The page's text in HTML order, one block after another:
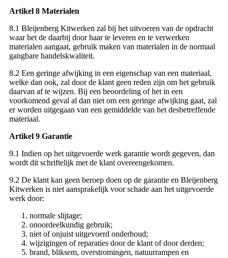
Artikel 8 Materialen
8.1 Bleijenberg Kitwerken zal bij het uitvoeren van de opdracht
waar het de daarbij door haar te leveren en te verwerken
materialen aangaat, gebruik maken van materialen in de normaal
gangbare handelskwaliteit.
8.2 Een geringe afwijking in een eigenschap van een materiaal,
welke dan ook, zal door de klant geen reden zijn om het gebruik
daarvan af te wijzen. Bij een beoordeling of het in een
voorkomend geval al dan niet om een geringe afwijking gaat, zal
er worden uitgegaan van een gemiddelde van het desbetreffende
materiaal.
Artikel 9 Garantie
9.1 Indien op het uitgevoerde werk garantie wordt gegeven, dan
wordt dit schriftelijk met de klant overeengekomen.
9.2 De klant kan geen beroep doen op de garantie en Bleijenberg
Kitwerken is niet aansprakelijk voor schade aan het uitgevoerde
werk door:
normale slijtage;
onoordeelkundig gebruik;
niet of onjuist uitgevoerd onderhoud;
wijzigingen of reparaties door de klant of door derden;
brand, bliksem, overstromingen, natuurrampen en